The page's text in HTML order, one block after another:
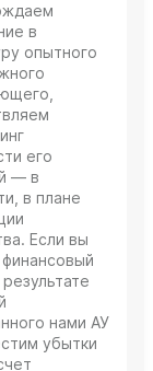
в
опытного
его
— в
в плане
Если вы
нами АУ
убытки